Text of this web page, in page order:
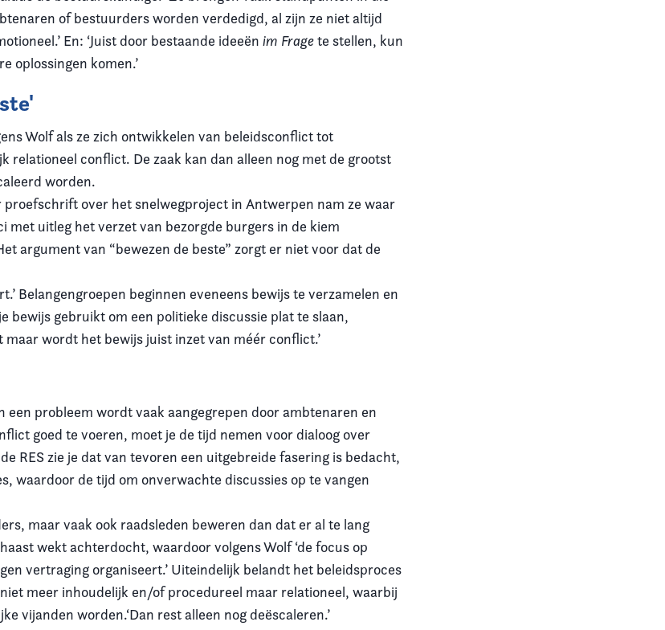
of bestuurders worden verdedigd, al zijn ze niet altijd
En: ‘Juist door bestaande ideeënim Fragete stellen, kun
oplossingen komen.’
Wolf als ze zich ontwikkelen van beleidsconflict tot
relationeel conflict. De zaak kan dan alleen nog met de grootst
worden.
proefschrift over het snelwegproject in Antwerpen nam ze waar
met uitleg het verzet van bezorgde burgers in de kiem
argument van “bewezen de beste” zorgt er niet voor dat de
Belangengroepen beginnen eveneens bewijs te verzamelen en
bewijs gebruikt om een politieke discussie plat te slaan,
wordt het bewijs juist inzet van méér conflict.’
een probleem wordt vaak aangegrepen door ambtenaren en
goed te voeren, moet je de tijd nemen voor dialoog over
RES zie je dat van tevoren een uitgebreide fasering is bedacht,
waardoor de tijd om onverwachte discussies op te vangen
maar vaak ook raadsleden beweren dan dat er al te lang
wekt achterdocht, waardoor volgens Wolf ‘de focus op
vertraging organiseert.’ Uiteindelijk belandt het beleidsproces
meer inhoudelijk en/of procedureel maar relationeel, waarbij
vijanden worden.‘Dan rest alleen nog deëscaleren.’